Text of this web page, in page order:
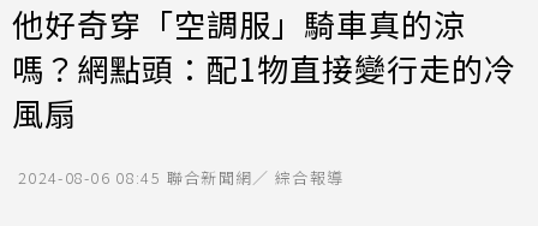
他好奇穿「空調服」騎車真的涼
嗎？網點頭：配1物直接變行走的冷
風扇
2024-08-06 08:45 聯合新聞網／ 綜合報導